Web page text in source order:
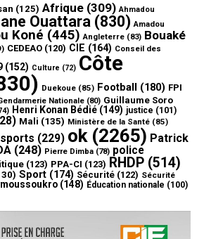
(125) Afrique(309) Ahmadou
Ouattara(830) Amadou
Koné (445) Angleterre(83) Bouaké
CEDEAO(120) CIE (164) Conseil des
(152) Culture (72) Côte
Duekoue(85) Football (180) FPI
Nationale(80) Guillaume Soro
Henri Konan Bédié(149) justice (101)
Mali (135) Ministère de la Santé(85)
(229) ok(2265) Patrick
(248) Pierre Dimba(78) police
(123) PPA-CI (123) RHDP(514)
Sport(174) Sécurité(122) Sécurité
(148) Éducation nationale (100)